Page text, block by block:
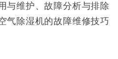
与维护、故障分析与排除
气除湿机的故障维修技巧